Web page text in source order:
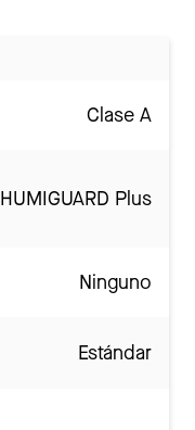
Clase A
HUMIGUARD Plus
Ninguno
Estándar